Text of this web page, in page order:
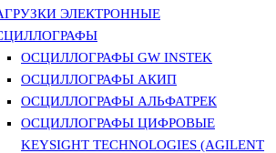
ЭЛЕКТРОННЫЕ
ОСЦИЛЛОГРАФЫ GW INSTEK
ОСЦИЛЛОГРАФЫ АКИП
ОСЦИЛЛОГРАФЫ АЛЬФАТРЕК
ОСЦИЛЛОГРАФЫ ЦИФРОВЫЕ
KEYSIGHT TECHNOLOGIES (AGILENT